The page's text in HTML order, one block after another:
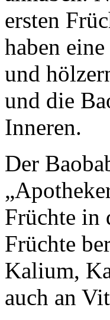
ersten
haben
und
und die
Inneren.
Der
Früchte in
Früchte
Kalium,
auch an